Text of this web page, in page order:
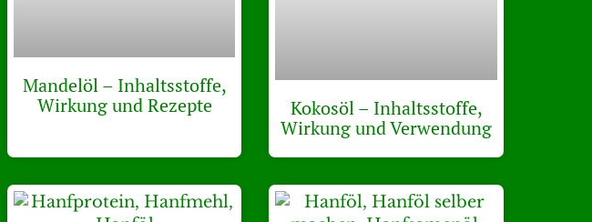
Mandelöl – Inhaltsstoffe,
Wirkung und Rezepte
Kokosöl – Inhaltsstoffe,
Wirkung und Verwendung